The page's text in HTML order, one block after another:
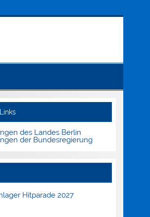
des Landes Berlin
der Bundesregierung
Hitparade 2027